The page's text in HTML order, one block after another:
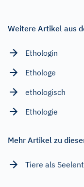
Weitere Artikel aus
Ethologin
Ethologe
ethologisch
Ethologie
Mehr Artikel zu
Tiere als